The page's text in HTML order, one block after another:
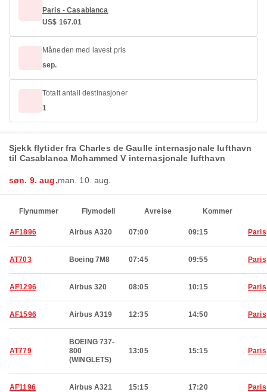
Paris - Casablanca
US$ 167.01
Måneden med lavest pris
sep.
Totalt antall destinasjoner
1
Sjekk flytider fra Charles de Gaulle internasjonale lufthavn
til Casablanca Mohammed V internasjonale lufthavn
søn. 9. aug.man. 10. aug.
Flynummer Flymodell Avreise Kommer
AF1896 Airbus A320 07:00 09:15 Paris
AT703 Boeing 7M8 07:45 09:55 Paris
AF1296 Airbus 320 08:05 10:15 Paris
AF1596 Airbus A319 12:35 14:50 Paris
AT779
BOEING 737-
800
(WINGLETS)
13:05 15:15 Paris
AF1196 Airbus A321 15:15 17:20 Paris